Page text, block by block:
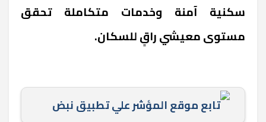
سكنية آمنة وخدمات متكاملة تحقق
مستوى معيشي راقٍ للسكان.
تابع موقع المؤشر علي تطبيق نبض